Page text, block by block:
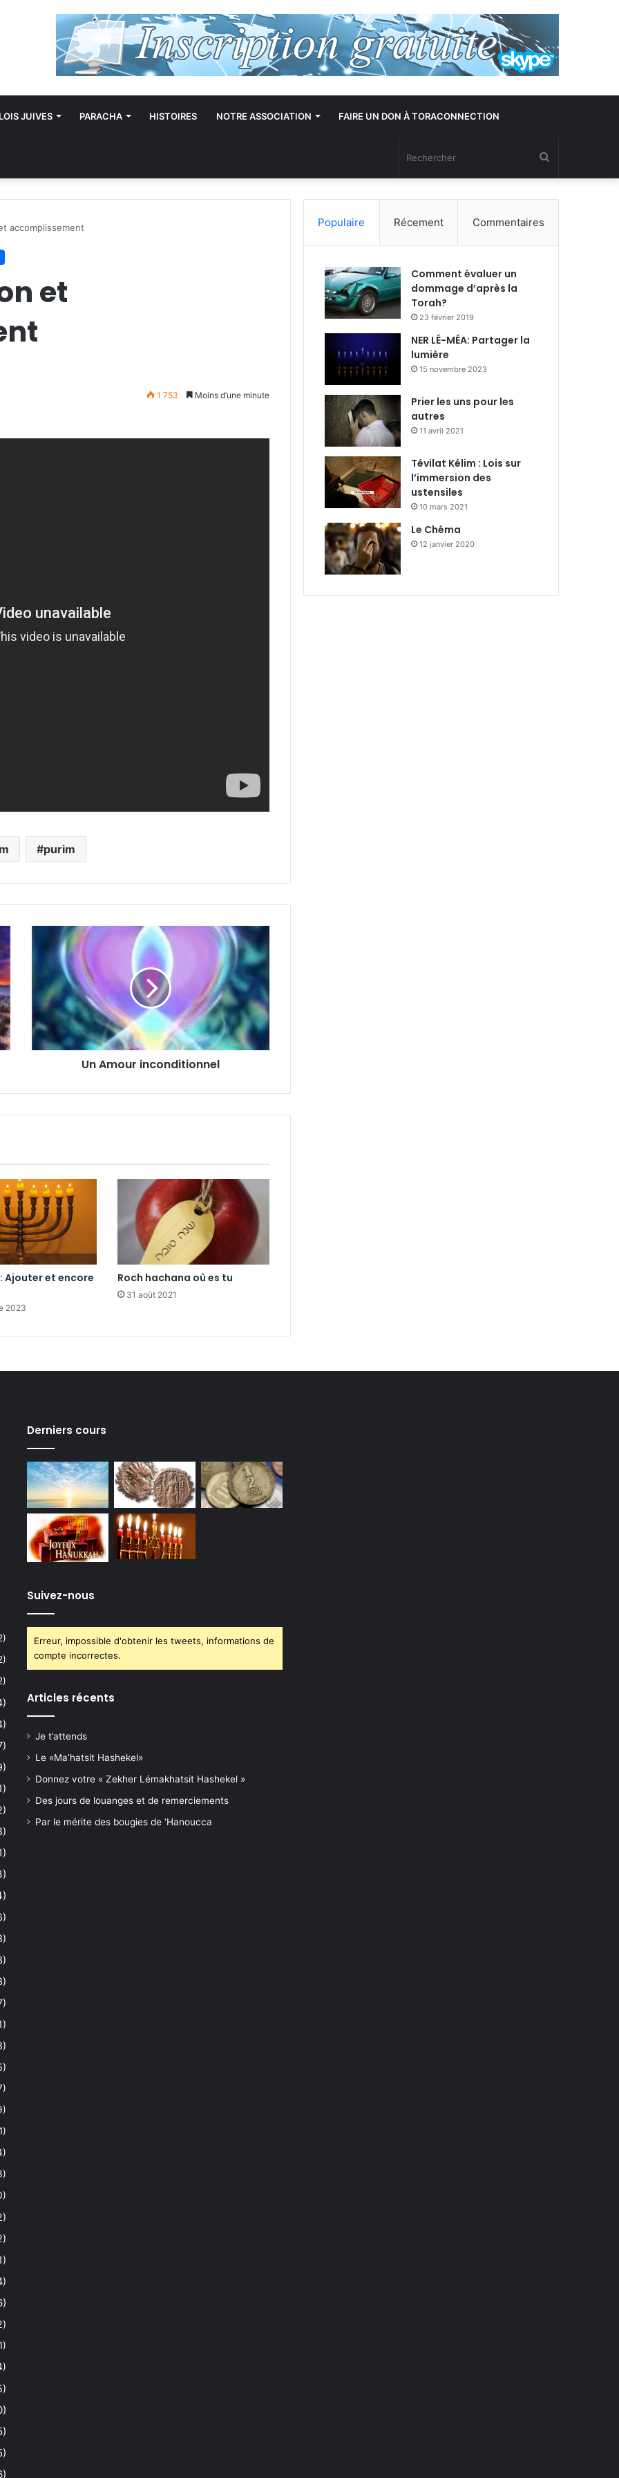
JUIVES PARACHA HISTOIRES NOTRE ASSOCIATION FAIRE UN DON À TORACONNECTION
accomplissement
et
1 753 Moins d’une minute
purim
Un Amour inconditionnel
Ajouter et encore
2023
Roch hachana où es tu
31 août 2021
Populaire Récement Commentaires
Comment évaluer un
dommage d’après la
Torah?
23 février 2019
NER LÉ-MÉA: Partager la
lumière
15 novembre 2023
Prier les uns pour les
autres
11 avril 2021
Tévilat Kélim : Lois sur
l’immersion des
ustensiles
10 mars 2021
Le Chéma
12 janvier 2020
Derniers cours
Suivez-nous
Erreur, impossible d'obtenir les tweets, informations de
compte incorrectes.
Articles récents
Je t’attends
Le «Ma’hatsit Hashekel»
Donnez votre « Zekher Lémakhatsit Hashekel »
Des jours de louanges et de remerciements
Par le mérite des bougies de ‘Hanoucca